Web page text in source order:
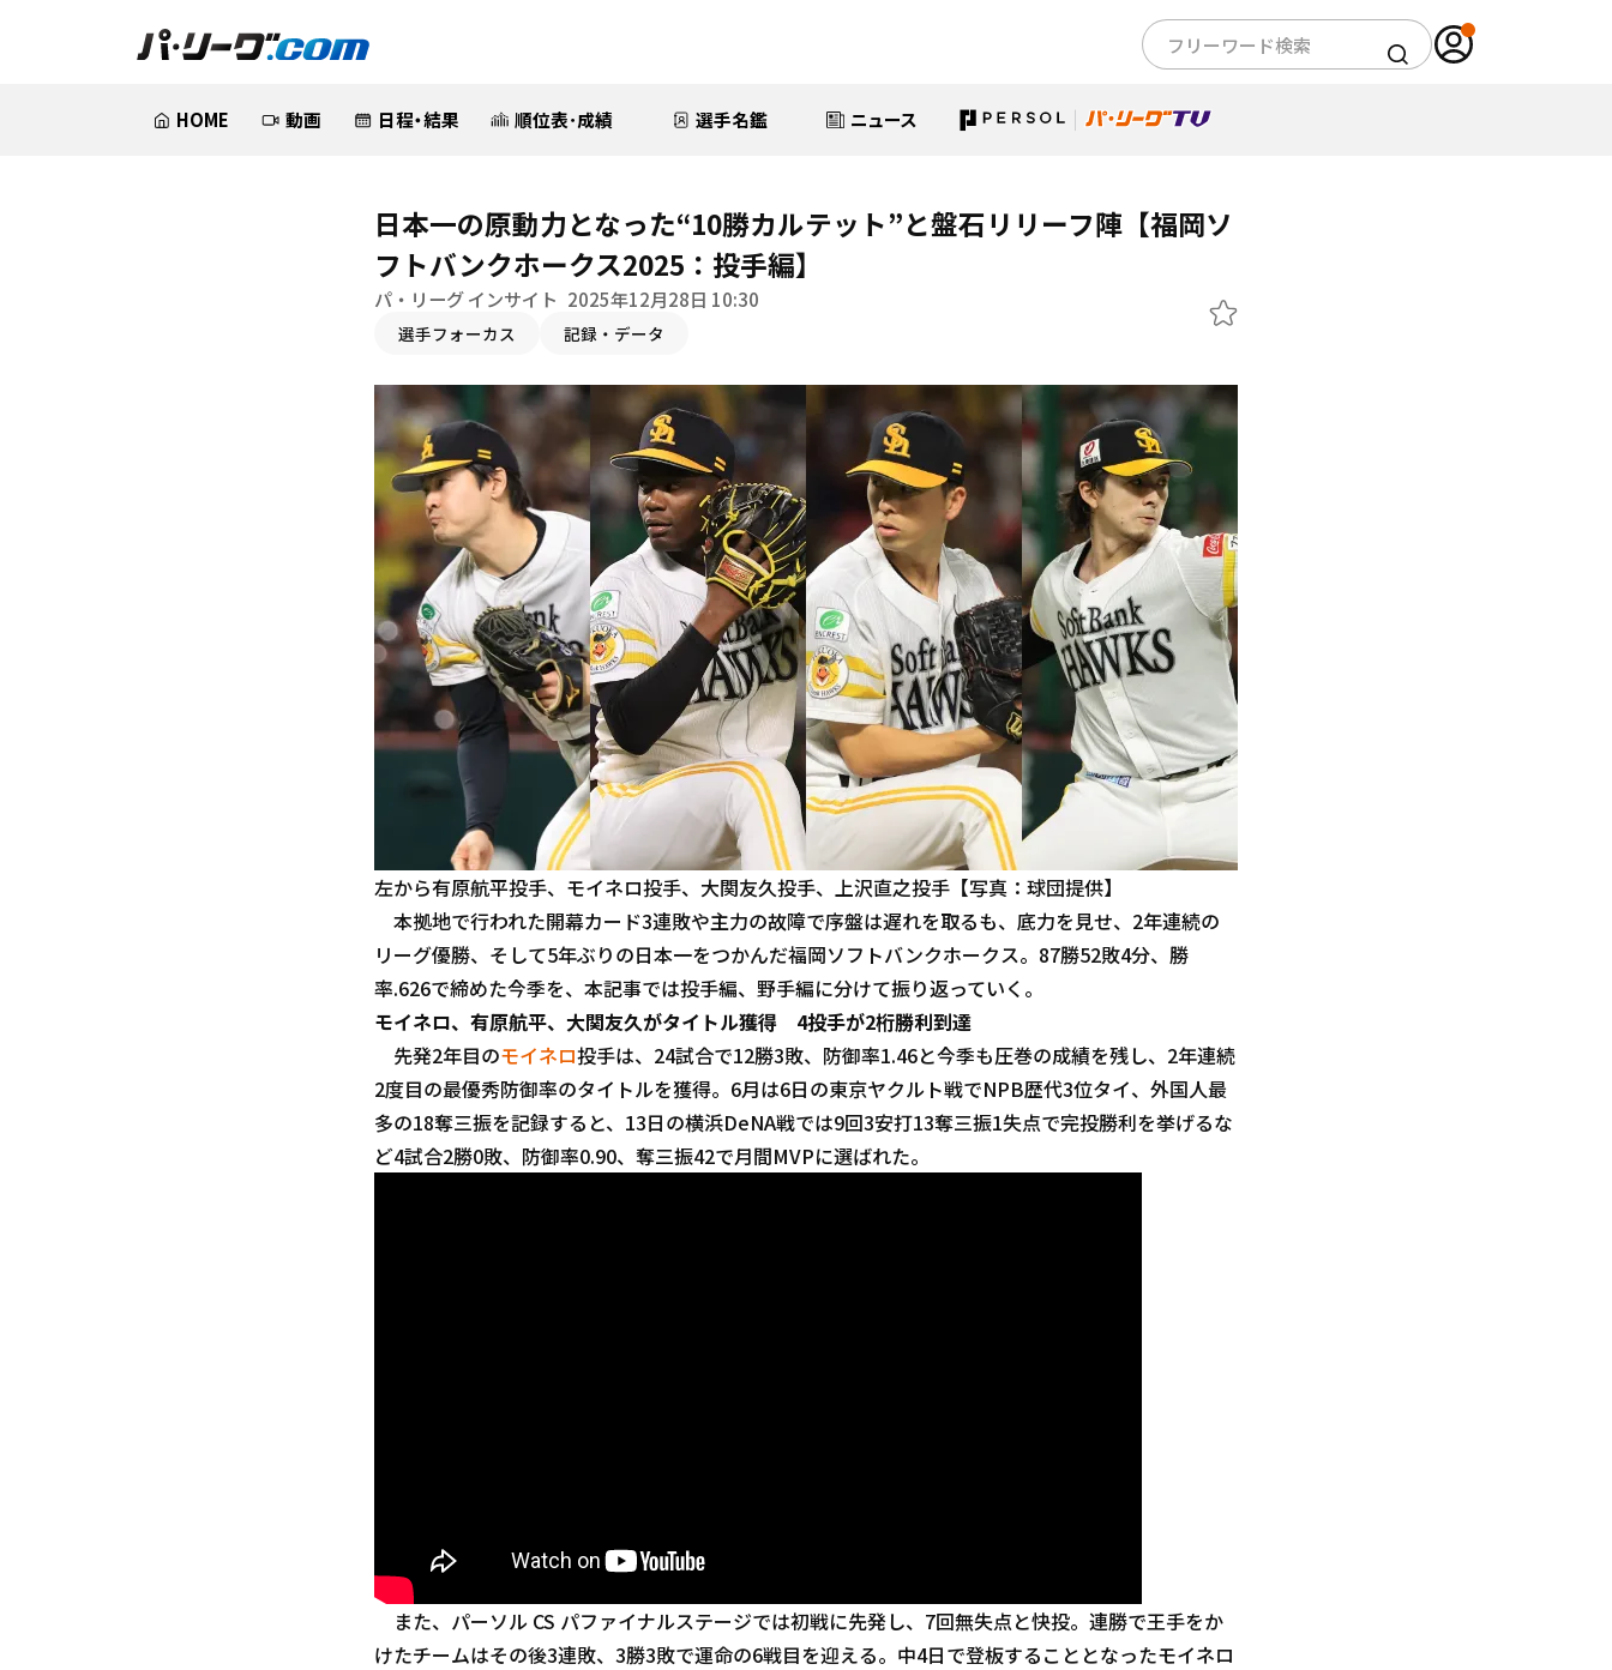
HOME 動画 日程・結果 順位表･成績 選手名鑑 ニュース
日本一の原動力となった“10勝カルテット”と盤石リリーフ陣【福岡ソ
フトバンクホークス2025：投手編】
パ・リーグ インサイト 2025年12月28日 10:30
選手フォーカス 記録・データ
左から有原航平投手、モイネロ投手、大関友久投手、上沢直之投手【写真：球団提供】
本拠地で行われた開幕カード3連敗や主力の故障で序盤は遅れを取るも、底力を見せ、2年連続の
リーグ優勝、そして5年ぶりの日本一をつかんだ福岡ソフトバンクホークス。87勝52敗4分、勝
率.626で締めた今季を、本記事では投手編、野手編に分けて振り返っていく。
モイネロ、有原航平、大関友久がタイトル獲得 4投手が2桁勝利到達
先発2年目のモイネロ投手は、24試合で12勝3敗、防御率1.46と今季も圧巻の成績を残し、2年連続
2度目の最優秀防御率のタイトルを獲得。6月は6日の東京ヤクルト戦でNPB歴代3位タイ、外国人最
多の18奪三振を記録すると、13日の横浜DeNA戦では9回3安打13奪三振1失点で完投勝利を挙げるな
ど4試合2勝0敗、防御率0.90、奪三振42で月間MVPに選ばれた。
また、パーソル CS パファイナルステージでは初戦に先発し、7回無失点と快投。連勝で王手をか
けたチームはその後3連敗、3勝3敗で運命の6戦目を迎える。中4日で登板することとなったモイネロ